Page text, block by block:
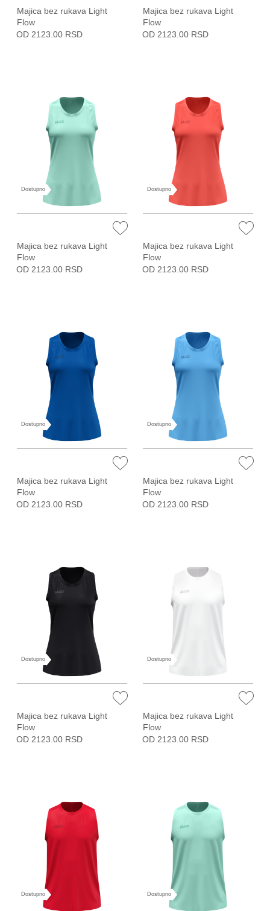
Majica bez rukava Light
Flow
OD 2123.00 RSD
Majica bez rukava Light
Flow
OD 2123.00 RSD
Dostupno
Majica bez rukava Light
Flow
OD 2123.00 RSD
Dostupno
Majica bez rukava Light
Flow
OD 2123.00 RSD
Dostupno
Majica bez rukava Light
Flow
OD 2123.00 RSD
Dostupno
Majica bez rukava Light
Flow
OD 2123.00 RSD
Dostupno
Majica bez rukava Light
Flow
OD 2123.00 RSD
Dostupno
Majica bez rukava Light
Flow
OD 2123.00 RSD
Dostupno Dostupno